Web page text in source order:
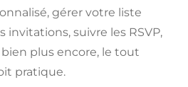
gérer votre liste
invitations, suivre les RSVP,
plus encore, le tout
pratique.